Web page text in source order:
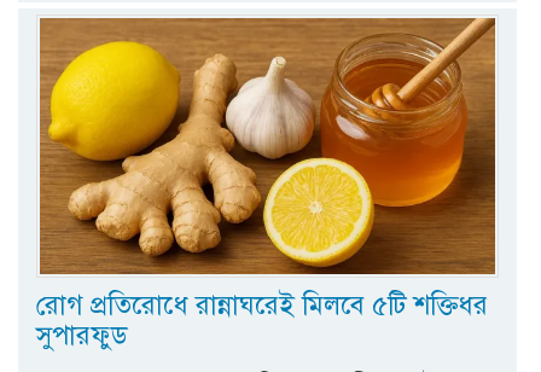
রোগ প্রতিরোধে রান্নাঘরেই মিলবে ৫টি শক্তিধর
সুপারফুড